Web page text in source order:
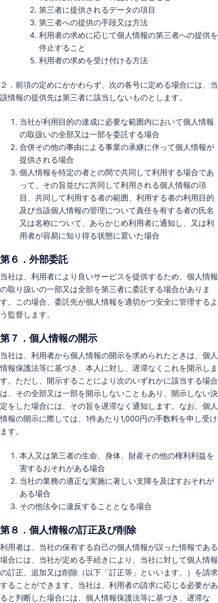
第三者に提供されるデータの項目
第三者への提供の手段又は方法
利用者の求めに応じて個人情報の第三者への提供を
停止すること
利用者の求めを受け付ける方法
２．前項の定めにかかわらず、次の各号に定める場合には、当
該情報の提供先は第三者に該当しないものとします。
当社が利用目的の達成に必要な範囲内において個人情報
の取扱いの全部又は一部を委託する場合
合併その他の事由による事業の承継に伴って個人情報が
提供される場合
個人情報を特定の者との間で共同して利用する場合であ
って、その旨並びに共同して利用される個人情報の項
目、共同して利用する者の範囲、利用する者の利用目的
及び当該個人情報の管理について責任を有する者の氏名
又は名称について、あらかじめ利用者に通知し、又は利
用者が容易に知り得る状態に置いた場合
第６．外部委託
当社は、利用者により良いサービスを提供するため、個人情報
の取り扱いの一部又は全部を第三者に委託する場合がありま
す。この場合、委託先が個人情報を適切かつ安全に管理するよ
う監督します。
第７．個人情報の開示
当社は、利用者から個人情報の開示を求められたときは、個人
情報保護法等に基づき、本人に対し、遅滞なくこれを開示しま
す。ただし、開示することにより次のいずれかに該当する場合
は、その全部又は一部を開示しないこともあり、開示しない決
定をした場合には、その旨を遅滞なく通知します。なお、個人
情報の開示に際しては、1件あたり1,000円の手数料を申し受け
ます。
本人又は第三者の生命、身体、財産その他の権利利益を
害するおそれがある場合
当社の業務の適正な実施に著しい支障を及ぼすおそれが
ある場合
その他法令に違反することとなる場合
第８．個人情報の訂正及び削除
利用者は、当社の保有する自己の個人情報が誤った情報である
場合には、当社が定める手続きにより、当社に対して個人情報
の訂正、追加又は削除（以下「訂正等」といいます。）を請求
することができます。当社は、利用者の請求に応じる必要があ
ると判断した場合には、個人情報保護法等に基づき、遅滞な